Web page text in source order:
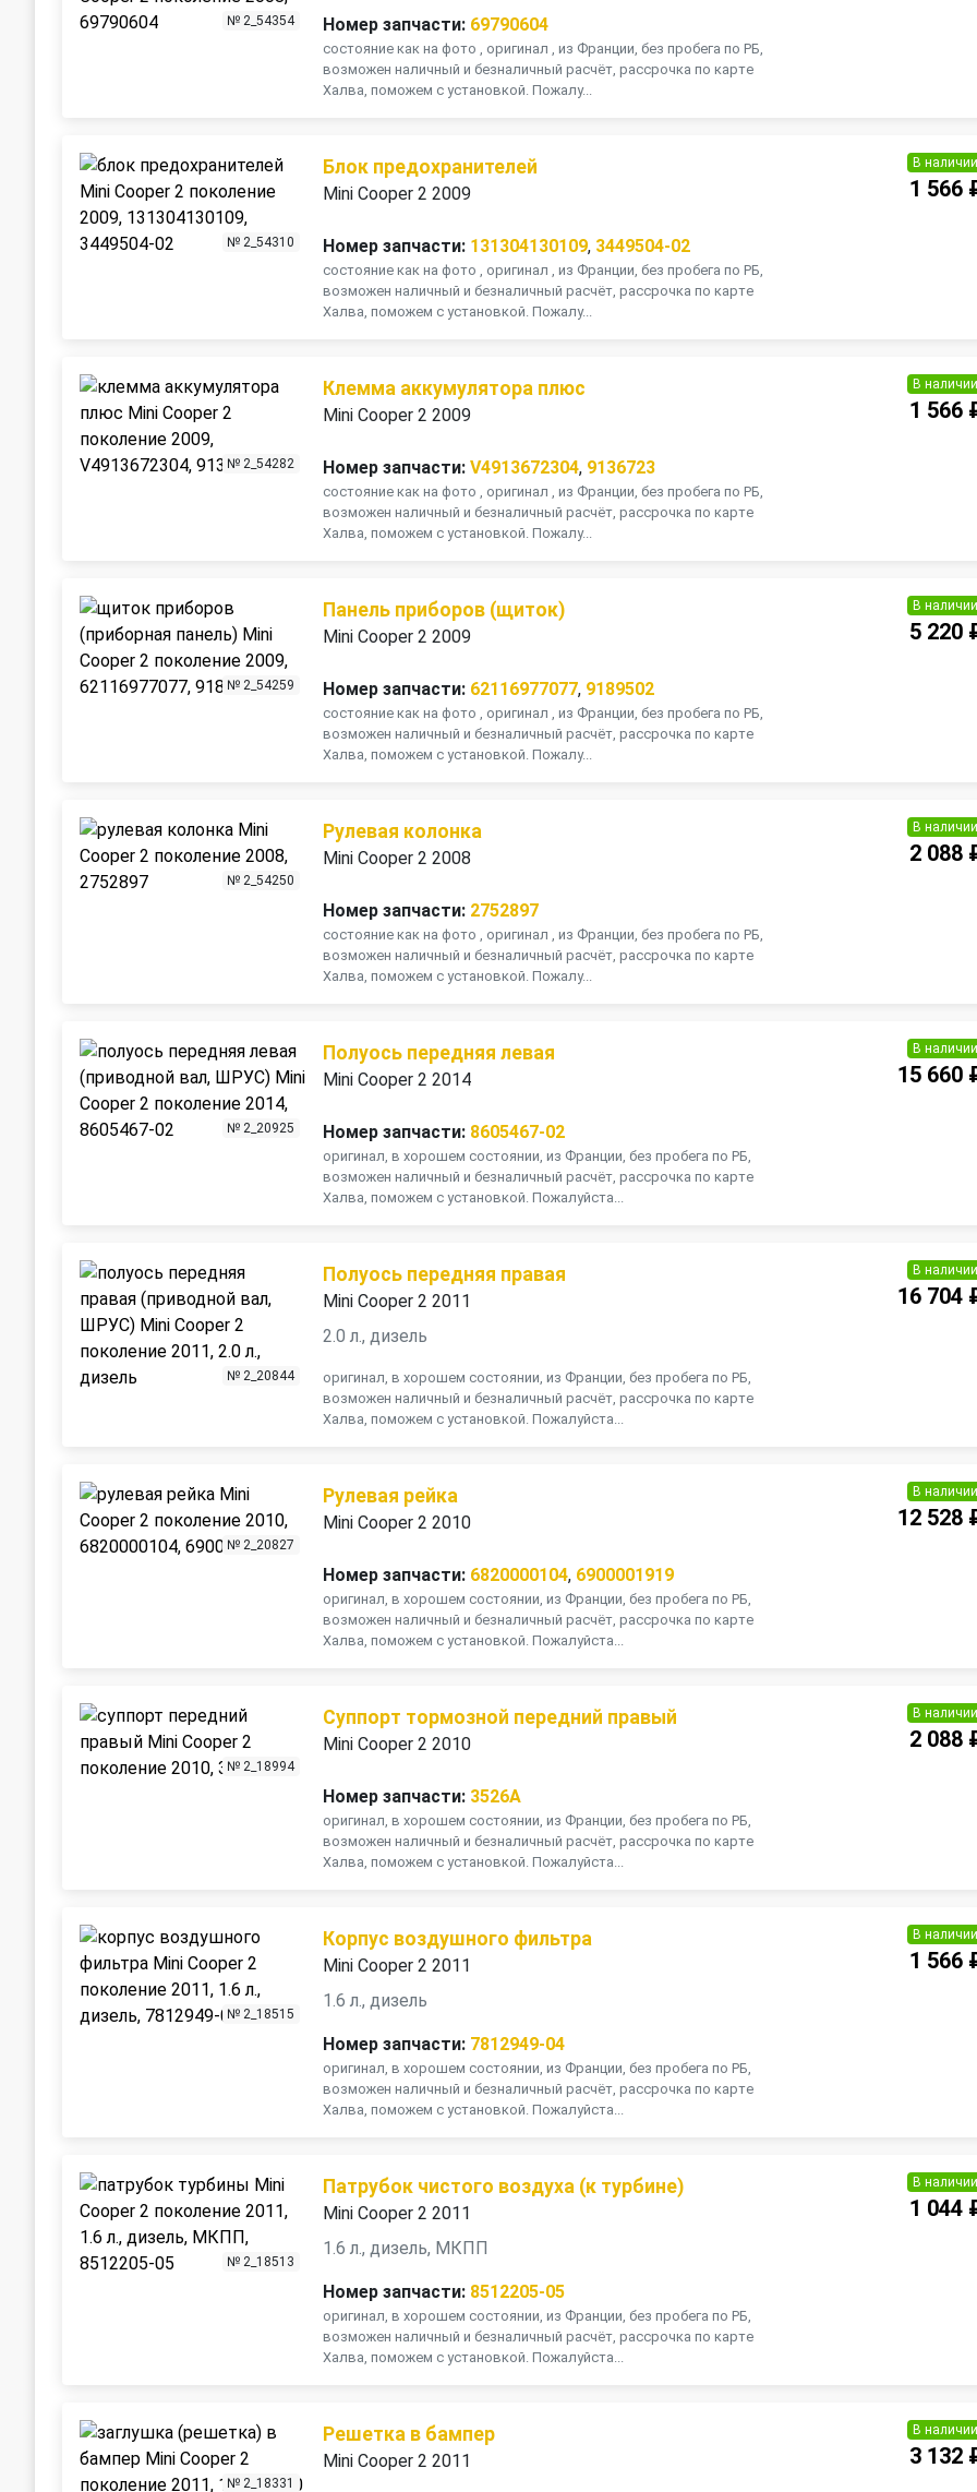
№ 2_54354 Номер запчасти: 69790604
состояние как на фото , оригинал , из Франции, без пробега по РБ,
возможен наличный и безналичный расчёт, рассрочка по карте
Халва, поможем с установкой. Пожалу...
№ 2_54310
Блок предохранителей
Mini Cooper 2 2009
Номер запчасти: 131304130109, 3449504-02
состояние как на фото , оригинал , из Франции, без пробега по РБ,
возможен наличный и безналичный расчёт, рассрочка по карте
Халва, поможем с установкой. Пожалу...
В наличии
1 566
№ 2_54282
Клемма аккумулятора плюс
Mini Cooper 2 2009
Номер запчасти: V4913672304, 9136723
состояние как на фото , оригинал , из Франции, без пробега по РБ,
возможен наличный и безналичный расчёт, рассрочка по карте
Халва, поможем с установкой. Пожалу...
В наличии
1 566
№ 2_54259
Панель приборов (щиток)
Mini Cooper 2 2009
Номер запчасти: 62116977077, 9189502
состояние как на фото , оригинал , из Франции, без пробега по РБ,
возможен наличный и безналичный расчёт, рассрочка по карте
Халва, поможем с установкой. Пожалу...
В наличии
5 220
№ 2_54250
Рулевая колонка
Mini Cooper 2 2008
Номер запчасти: 2752897
состояние как на фото , оригинал , из Франции, без пробега по РБ,
возможен наличный и безналичный расчёт, рассрочка по карте
Халва, поможем с установкой. Пожалу...
В наличии
2 088
№ 2_20925
Полуось передняя левая
Mini Cooper 2 2014
Номер запчасти: 8605467-02
оригинал, в хорошем состоянии, из Франции, без пробега по РБ,
возможен наличный и безналичный расчёт, рассрочка по карте
Халва, поможем с установкой. Пожалуйста...
В наличии
15 660
№ 2_20844
Полуось передняя правая
Mini Cooper 2 2011
2.0 л., дизель
оригинал, в хорошем состоянии, из Франции, без пробега по РБ,
возможен наличный и безналичный расчёт, рассрочка по карте
Халва, поможем с установкой. Пожалуйста...
В наличии
16 704
№ 2_20827
Рулевая рейка
Mini Cooper 2 2010
Номер запчасти: 6820000104, 6900001919
оригинал, в хорошем состоянии, из Франции, без пробега по РБ,
возможен наличный и безналичный расчёт, рассрочка по карте
Халва, поможем с установкой. Пожалуйста...
В наличии
12 528
№ 2_18994
Суппорт тормозной передний правый
Mini Cooper 2 2010
Номер запчасти: 3526A
оригинал, в хорошем состоянии, из Франции, без пробега по РБ,
возможен наличный и безналичный расчёт, рассрочка по карте
Халва, поможем с установкой. Пожалуйста...
В наличии
2 088
№ 2_18515
Корпус воздушногo фильтра
Mini Cooper 2 2011
1.6 л., дизель
Номер запчасти: 7812949-04
оригинал, в хорошем состоянии, из Франции, без пробега по РБ,
возможен наличный и безналичный расчёт, рассрочка по карте
Халва, поможем с установкой. Пожалуйста...
В наличии
1 566
№ 2_18513
Патрубок чистого воздуха (к турбине)
Mini Cooper 2 2011
1.6 л., дизель, МКПП
Номер запчасти: 8512205-05
оригинал, в хорошем состоянии, из Франции, без пробега по РБ,
возможен наличный и безналичный расчёт, рассрочка по карте
Халва, поможем с установкой. Пожалуйста...
В наличии
1 044
№ 2_18331
Решетка в бампер
Mini Cooper 2 2011
В наличии
3 132